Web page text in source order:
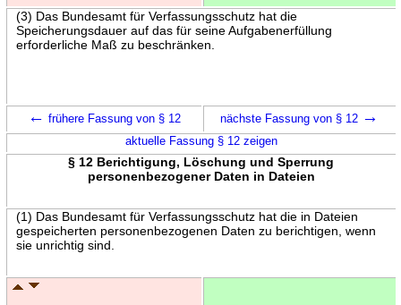
(3) Das Bundesamt für Verfassungsschutz hat die
Speicherungsdauer auf das für seine Aufgabenerfüllung
erforderliche Maß zu beschränken.
← frühere Fassung von § 12 nächste Fassung von § 12 →
aktuelle Fassung § 12 zeigen
§ 12 Berichtigung, Löschung und Sperrung
personenbezogener Daten in Dateien
(1) Das Bundesamt für Verfassungsschutz hat die in Dateien
gespeicherten personenbezogenen Daten zu berichtigen, wenn
sie unrichtig sind.